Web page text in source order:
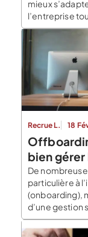
mieux
l’entreprise
vigueur.
ses
ce que
Recrue L. 18
bien gérer
De
particulière à
(onboarding),
d’une gestion
offboarding
le bon